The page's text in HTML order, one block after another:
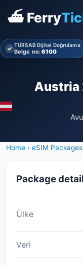
⛴ Ferry
✓ TÜRSAB Dijital Doğrulama
Belge no:6100
Austria
Home › eSIM Packages
Package
Ülke
Veri